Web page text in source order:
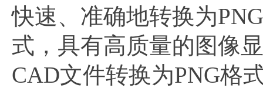
快速、准确地转换为
式，具有高质量的图像
CAD文件转换为PNG格